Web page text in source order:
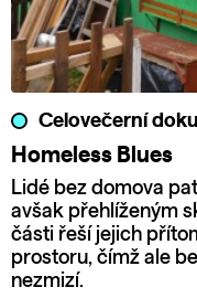
Celovečerní
Homeless Blues
Lidé bez domova
avšak přehlíženým
části řeší jejich
prostoru, čímž ale
nezmizí.